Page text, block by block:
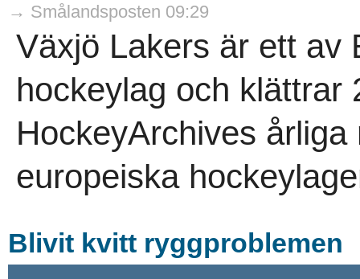
→ Smålandsposten 09:29
Växjö Lakers är ett av
hockeylag och klättrar
HockeyArchives
europeiska
Blivit kvitt ryggproblemen